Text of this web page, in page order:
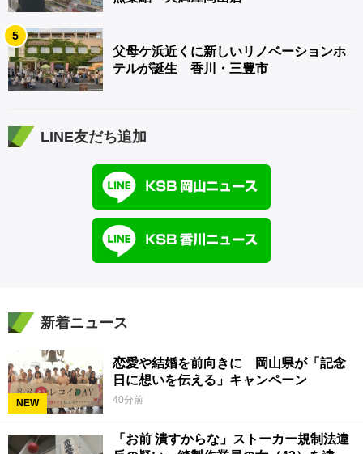
5
父母ケ浜近くに新しいリノベーションホ
テルが誕生 香川・三豊市
LINE友だち追加
新着ニュース
NEW
恋愛や結婚を前向きに 岡山県が「記念
日に想いを伝える」キャンペーン
40分前
「お前 潰すからな」ストーカー規制法違